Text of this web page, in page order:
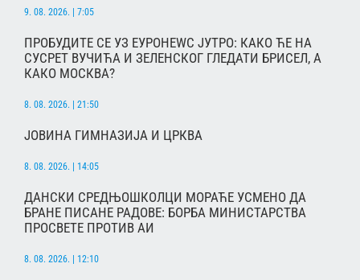
9. 08. 2026. | 7:05
ПРОБУДИТЕ СЕ УЗ ЕУРОНЕWС ЈУТРО: КАКО ЋЕ НА
СУСРЕТ ВУЧИЋА И ЗЕЛЕНСКОГ ГЛЕДАТИ БРИСЕЛ, А
КАКО МОСКВА?
8. 08. 2026. | 21:50
ЈОВИНА ГИМНАЗИЈА И ЦРКВА
8. 08. 2026. | 14:05
ДАНСКИ СРЕДЊОШКОЛЦИ МОРАЋЕ УСМЕНО ДА
БРАНЕ ПИСАНЕ РАДОВЕ: БОРБА МИНИСТАРСТВА
ПРОСВЕТЕ ПРОТИВ АИ
8. 08. 2026. | 12:10